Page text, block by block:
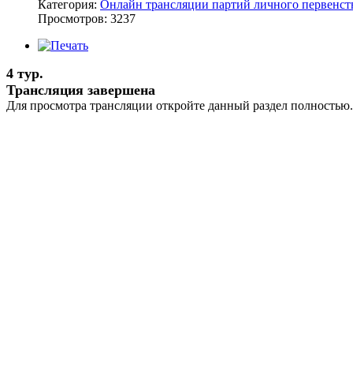
Категория: Онлайн трансляции партий личного
Просмотров: 3237
4 тур.
Трансляция завершена
Для просмотра трансляции откройте данный раздел полностью.